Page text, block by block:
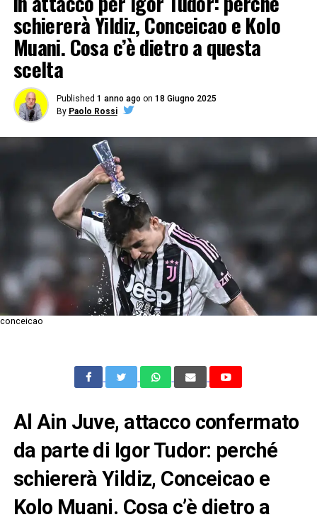
schiererà Yildiz, Conceicao e Kolo
Muani. Cosa c’è dietro a questa
scelta
Published 1 anno ago on 18 Giugno 2025
By Paolo Rossi
conceicao
Al Ain Juve, attacco confermato
da parte di Igor Tudor: perché
schiererà Yildiz, Conceicao e
Kolo Muani. Cosa c’è dietro a